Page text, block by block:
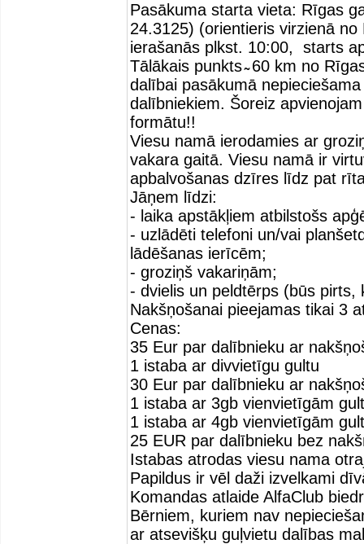
Pasākuma starta vieta: Rīgas
24.3125) (orientieris virzienā
ierašanās plkst. 10:00, starts
Tālākais punkts ̴ 60 km no
dalībai pasākumā
dalībniekiem. Šoreiz
formātu!!
Viesu namā ierodamies ar
vakara gaitā. Viesu namā ir
apbalvošanas dzīres līdz pat
Jāņem līdzi:
- laika apstākļiem atbilstošs
- uzlādēti telefoni un/vai
lādēšanas ierīcēm;
- groziņš vakariņām;
- dvielis un peldtērps (būs pirts,
Nakšņošanai pieejamas tikai 3
Cenas:
35 Eur par dalībnieku ar
1 istaba ar divvietīgu gultu
30 Eur par dalībnieku ar
1 istaba ar 3gb vienvietīgām
1 istaba ar 4gb vienvietīgām
25 EUR par dalībnieku bez
Istabas atrodas viesu nama
Papildus ir vēl daži izvelkami
Komandas atlaide AlfaClub
Bērniem, kuriem nav
ar atsevišķu guļvietu dalības